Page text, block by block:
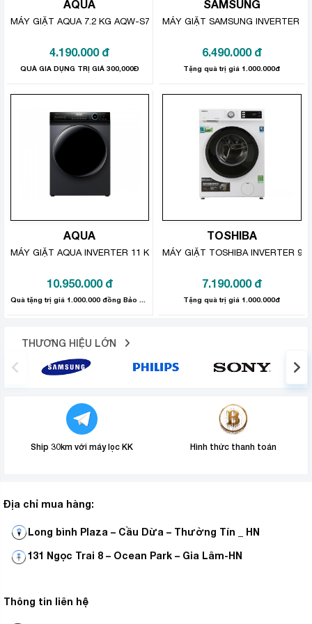
cường, các vết bẩn được thấm ướt sâu hơn và hoạt
động xoay đảo mạnh mẽ giúp tác động lên chúng. Kết
với chế độ giặt thông thường. Nhờ vào sự kết hợp này,
Panasonic NA-F82Y01DRV đem lại kết quả vượt trội
trong việc loại bỏ các vết bẩn cứng đầu.
Chế độ sấy gió 90 phút, tiết kiệm
Chế độ sấy gió trong 90 phút của máy giặt cửa trên
Panasonic NA-F82Y01DRV mang đến lợi ích đáng kể
cho việc làm khô quần áo, đồng thời giúp tiết kiệm thời
tiết kiệm thời gian, hạn chế quần áo tiếp xúc quá nhiều
AQUA
MÁY GIẶT AQUA 7.2 KG AQW-S72CT (LỒNG ĐỨNG)
4.190.000 đ
QUÀ GIA DỤNG TRỊ GIÁ 300,000Đ
SAMSUNG
MÁY GIẶT SAMSUNG INVERTER
6.490.000 đ
Tặng quà trị giá 1.000.000đ
AQUA
MÁY GIẶT AQUA INVERTER 11 KG AQD- D1103G.BK
10.950.000 đ
TOSHIBA
MÁY GIẶT TOSHIBA INVERTER
7.190.000 đ
Tặng quà trị giá 1.000.000đ
THƯƠNG HIỆU LỚN
Ship 30km với máy lọc KK Hình thức thanh toán
Địa chỉ mua hàng:
Long bình Plaza – Cầu Dừa – Thường Tín _ HN
131 Ngọc Trai 8 – Ocean Park – Gia Lâm-HN
Thông tin liên hệ